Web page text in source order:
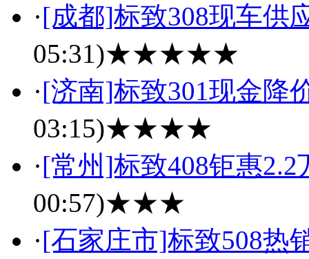
·[成都]标致308现车供
05:31)★★★★★
·[济南]标致301现金降
03:15)★★★★
·[常州]标致408钜惠
00:57)★★★
·[石家庄市]标致508热